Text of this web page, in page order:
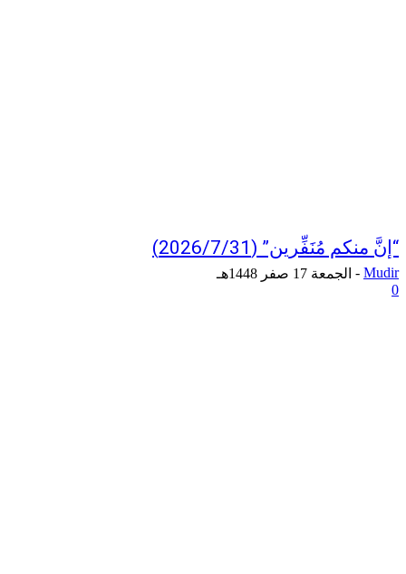
“إنَّ منكم مُنَفِّرين” (2026/7/31)
Mudir
- الجمعة 17 صفر 1448هـ
0